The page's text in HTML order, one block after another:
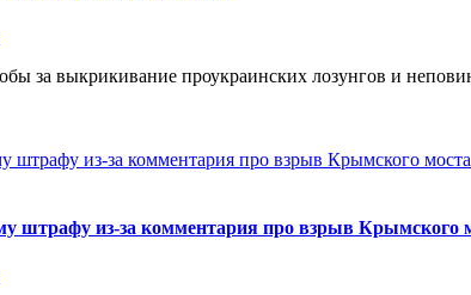
за выкрикивание проукраинских лозунгов и
штрафу из-за комментария про взрыв Крымского